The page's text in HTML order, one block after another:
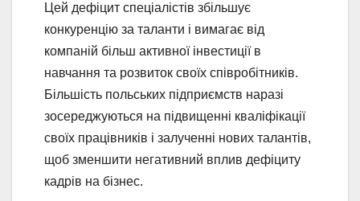
Цей дефіцит спеціалістів збільшує
конкуренцію за таланти і вимагає від
компаній більш активної інвестиції в
навчання та розвиток своїх співробітників.
Більшість польських підприємств наразі
зосереджуються на підвищенні кваліфікації
своїх працівників і залученні нових талантів,
щоб зменшити негативний вплив дефіциту
кадрів на бізнес.